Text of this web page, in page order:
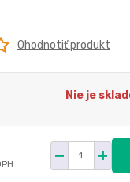
Ohodnotiť produkt
Nie je